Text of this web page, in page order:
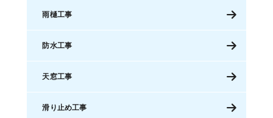
雨樋工事
防水工事
天窓工事
滑り止め工事